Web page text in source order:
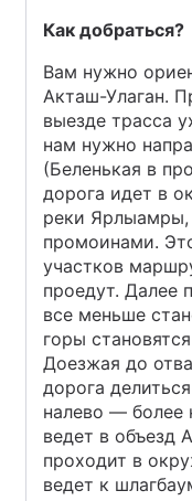
Как добраться?
Вам нужно
Акташ-Улаган.
выезде трасса
нам нужно
(Беленькая в
дорога идет в
реки Ярлыамры,
промоинами.
участков
проедут. Далее
все меньше
горы
Доезжая до
дорога
налево — более
ведет в объезд
проходит в
ведет к